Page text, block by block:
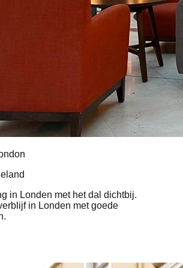
in Londen met het dal dichtbij.
in Londen met goede